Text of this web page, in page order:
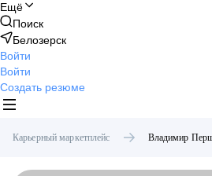
Ещё
Поиск
Белозерск
Войти
Войти
Создать резюме
Карьерный маркетплейс Владимир